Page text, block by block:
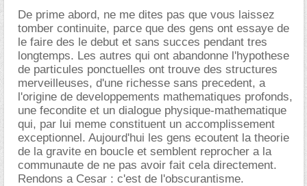
De prime abord, ne me dites pas que vous laissez
tomber continuite, parce que des gens ont essaye de
le faire des le debut et sans succes pendant tres
longtemps. Les autres qui ont abandonne l'hypothese
de particules ponctuelles ont trouve des structures
merveilleuses, d'une richesse sans precedent, a
l'origine de developpements mathematiques profonds,
une fecondite et un dialogue physique-mathematique
qui, par lui meme constituent un accomplissement
exceptionnel. Aujourd'hui les gens ecoutent la theorie
de la gravite en boucle et semblent reprocher a la
communaute de ne pas avoir fait cela directement.
Rendons a Cesar : c'est de l'obscurantisme.